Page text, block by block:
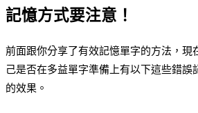
記憶方式要注意！
前面跟你分享了有效記憶單字的方法，現
己是否在多益單字準備上有以下這些錯誤
的效果。